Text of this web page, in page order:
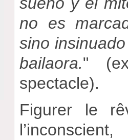
no es
sino
bailaora."
spectacle).
Figurer le